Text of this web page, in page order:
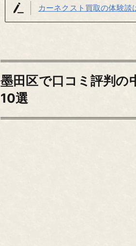
カーネクスト買取の体験談
墨田区で口コミ評判の
10選